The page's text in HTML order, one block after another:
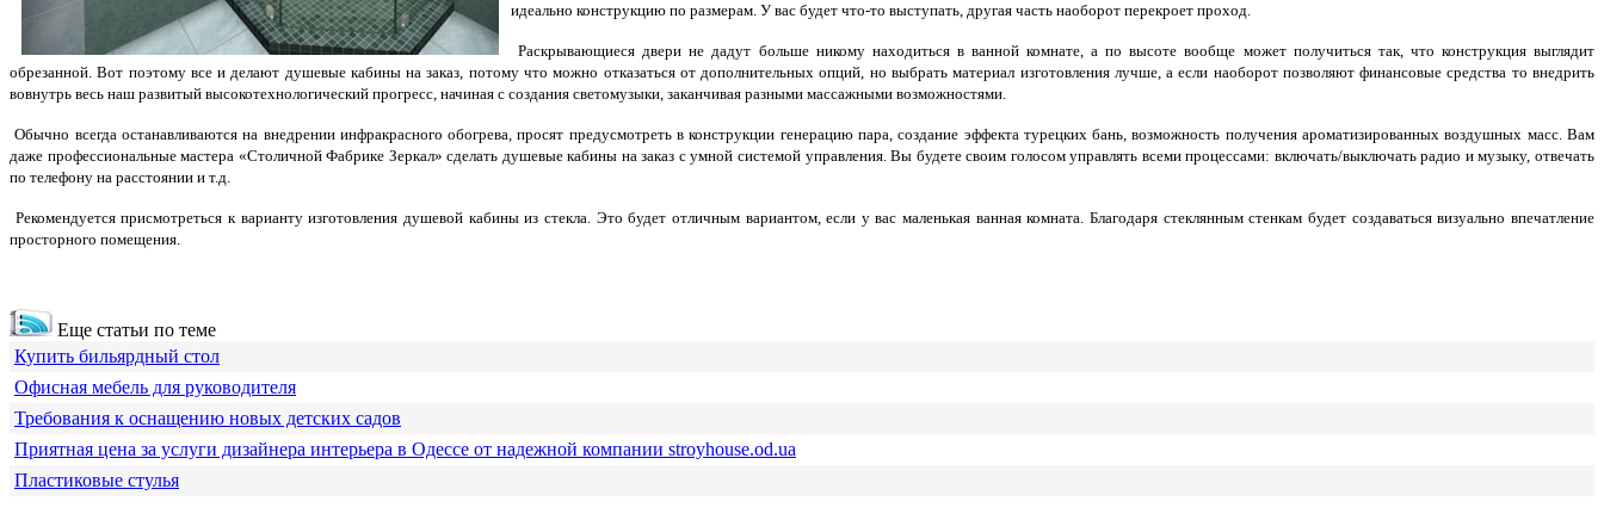
идеально конструкцию по размерам. У вас будет что-то выступать, другая часть наоборот перекроет проход.
Раскрывающиеся двери не дадут больше никому находиться в ванной комнате, а по высоте вообще может получиться так, что конструкция выглядит
обрезанной. Вот поэтому все и делают душевые кабины на заказ, потому что можно отказаться от дополнительных опций, но выбрать материал изготовления лучше, а если наоборот позволяют финансовые средства то внедрить
вовнутрь весь наш развитый высокотехнологический прогресс, начиная с создания светомузыки, заканчивая разными массажными возможностями.
Обычно всегда останавливаются на внедрении инфракрасного обогрева, просят предусмотреть в конструкции генерацию пара, создание эффекта турецких бань, возможность получения ароматизированных воздушных масс. Вам
даже профессиональные мастера «Столичной Фабрике Зеркал» сделать душевые кабины на заказ с умной системой управления. Вы будете своим голосом управлять всеми процессами: включать/выключать радио и музыку, отвечать
по телефону на расстоянии и т.д.
Рекомендуется присмотреться к варианту изготовления душевой кабины из стекла. Это будет отличным вариантом, если у вас маленькая ванная комната. Благодаря стеклянным стенкам будет создаваться визуально впечатление
просторного помещения.
Еще статьи по теме
Купить бильярдный стол
Офисная мебель для руководителя
Требования к оснащению новых детских садов
Приятная цена за услуги дизайнера интерьера в Одессе от надежной компании stroyhouse.od.ua
Пластиковые стулья